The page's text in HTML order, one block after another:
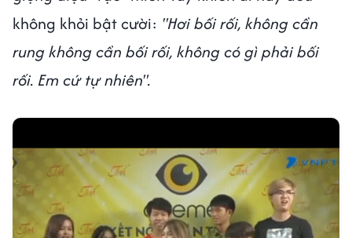
không khỏi bật cười: "Hơi bối rối, không cần
rung không cần bối rối, không có gì phải bối
rối. Em cứ tự nhiên".